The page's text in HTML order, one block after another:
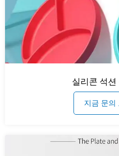
실리콘 석
지금 문의